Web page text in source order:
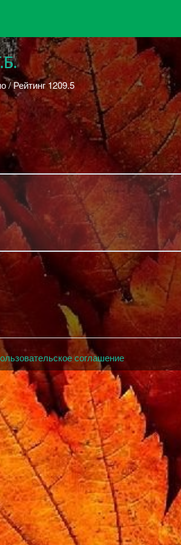
/ Рейтинг 1209.5
соглашение